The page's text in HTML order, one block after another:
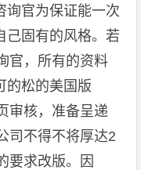
询官为保证能一次
己固有的风格。若
官，所有的资料
的松的美国版
审核，准备呈递
司不得不将厚达2
要求改版。因